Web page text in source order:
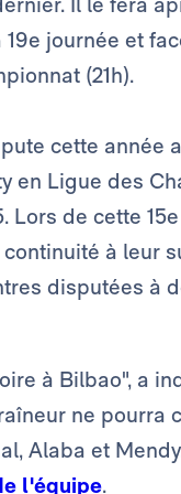
journée et
(21h).
cette année
en Ligue des
de cette
à leur
disputées à
à Bilbao", a
ne pourra
Alaba et
l'équipe.